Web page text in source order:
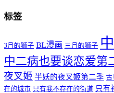
标签
3月的狮子 BL漫画 三月的狮子
中二病也要谈恋爱第
夜叉姬 半妖的夜叉姬第二季 古
在的城市 只有我不存在的街道 只有